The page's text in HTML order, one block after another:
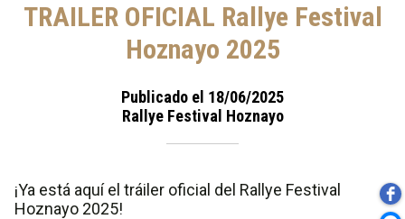
TRAILER OFICIAL Rallye Festival
Hoznayo 2025
Publicado el 18/06/2025
Rallye Festival Hoznayo
¡Ya está aquí el tráiler oficial del Rallye Festival
Hoznayo 2025!